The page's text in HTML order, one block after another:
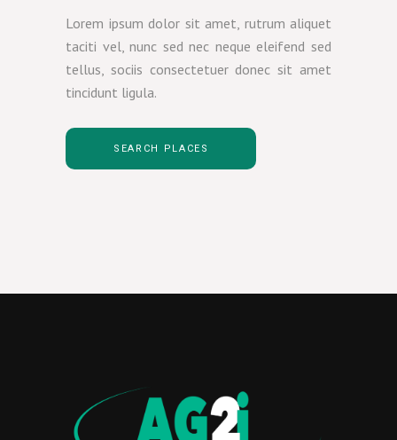
Lorem ipsum dolor sit amet, rutrum aliquet
taciti vel, nunc sed nec neque eleifend sed
tellus, sociis consectetuer donec sit amet
tincidunt ligula.
SEARCH PLACES